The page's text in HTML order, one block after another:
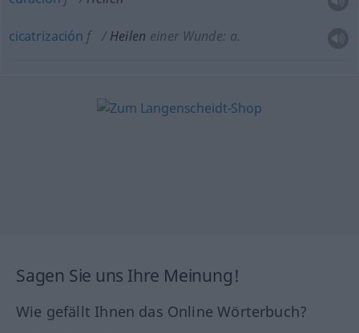
cicatrización f Heilen einer Wunde: a.
Sagen Sie uns Ihre Meinung!
Wie gefällt Ihnen das Online Wörterbuch?